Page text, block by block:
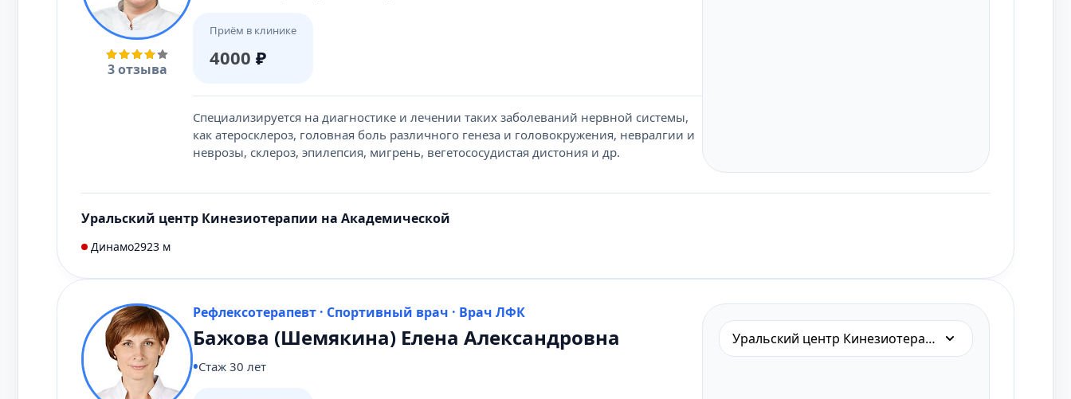
3 отзыва
Приём в клинике
4000 ₽
Специализируется на диагностике и лечении таких заболеваний нервной системы,
как атеросклероз, головная боль различного генеза и головокружения, невралгии и
неврозы, склероз, эпилепсия, мигрень, вегетососудистая дистония и др.
Уральский центр Кинезиотерапии на Академической
Динамо2923 м
Рефлексотерапевт · Спортивный врач · Врач ЛФК
Бажова (Шемякина) Елена Александровна
Стаж 30 лет
Уральский центр Кинезиотерапии на Академической